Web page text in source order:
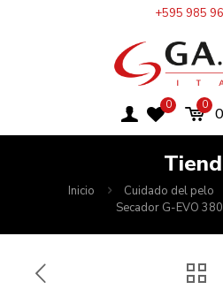
+595 985
0 0 0
Inicio Cuidado del pelo
Secador G-EVO